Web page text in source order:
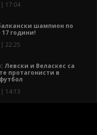
| 17:04
шампион по
години!
| 22:25
Левски и Веласкес са
протагонисти в
| 14:13